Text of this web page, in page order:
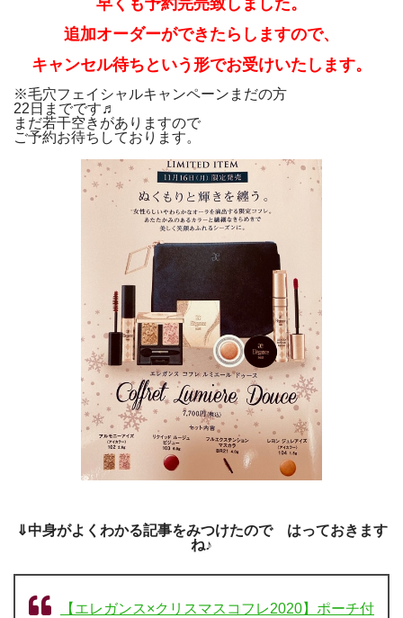
追加オーダーができたらしますので、
キャンセル待ちという形でお受けいたします。
※毛穴フェイシャルキャンペーンまだの方
22日までです♬
まだ若干空きがありますので
ご予約お待ちしております。
⇓中身がよくわかる記事をみつけたので はっておきます
ね♪
【エレガンス×クリスマスコフレ2020】ポーチ付